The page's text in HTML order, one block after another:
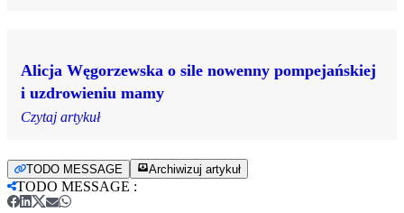
Alicja Węgorzewska o sile nowenny pompejańskiej
i uzdrowieniu mamy
Czytaj artykuł
TODO MESSAGE Archiwizuj artykuł
TODO MESSAGE :